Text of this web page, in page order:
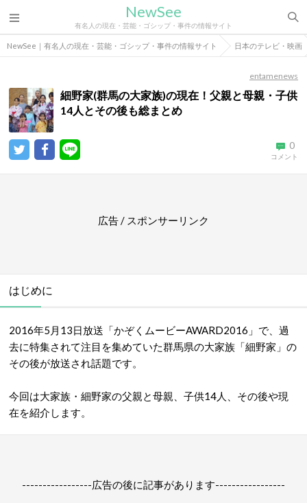
NewSee
有名人の現在・芸能・ゴシップ・事件の情報サイト
NewSee｜有名人の現在・芸能・ゴシップ・事件の情報サイト 日本のテレビ・映画
entamenews
細野家(群馬の大家族)の現在！父親と母親・子供
14人とその後も総まとめ
0
コメント
広告 / スポンサーリンク
はじめに
2016年5月13日放送「かぞくムービーAWARD2016」で、過
去に特集されて注目を集めていた群馬県の大家族「細野家」の
その後が放送され話題です。
今回は大家族・ 細野家の父親と母親、子供14人、その後や現
在を紹介します。
-----------------広告の後に記事があります-----------------